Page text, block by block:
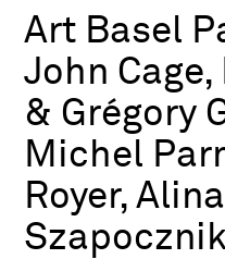
Art Basel
John
& Grégory
Michel
Royer, Alina